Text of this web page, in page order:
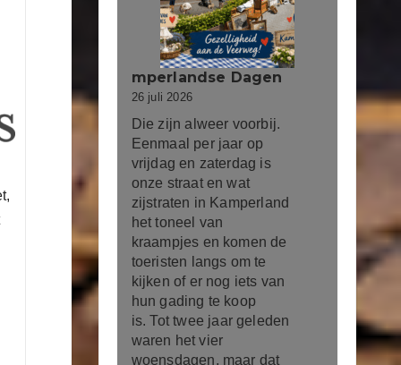
mperlandse Dagen
26 juli 2026
Die zijn alweer voorbij.
Eenmaal per jaar op
vrijdag en zaterdag is
onze straat en wat
zijstraten in Kamperland
het toneel van
kraampjes en komen de
toeristen langs om te
kijken of er nog iets van
hun gading te koop
is. Tot twee jaar geleden
waren het vier
woensdagen, maar dat